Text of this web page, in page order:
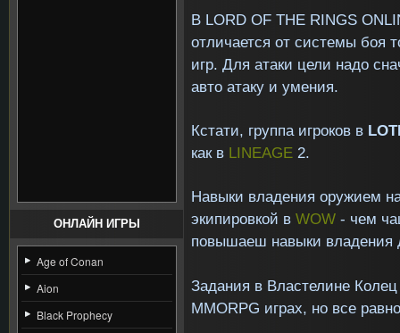
ОНЛАЙН ИГРЫ
Age of Conan
Aion
Black Prophecy
В LORD OF THE RINGS
отличается от системы боя
игр. Для атаки цели надо
авто атаку и умения.
Кстати, группа игроков в
как в LINEAGE 2.
Навыки владения оружием
экипировкой в WOW - чем
повышаеш навыки владения
Задания в Властелине
MMORPG играх, но все